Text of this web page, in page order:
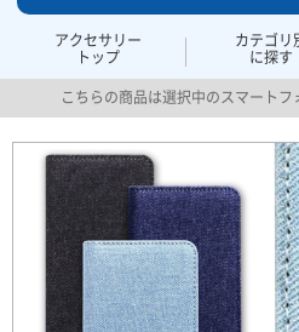
アクセサリー
トップ
カテゴリ
に探す
こちらの商品は選択中のスマートフ